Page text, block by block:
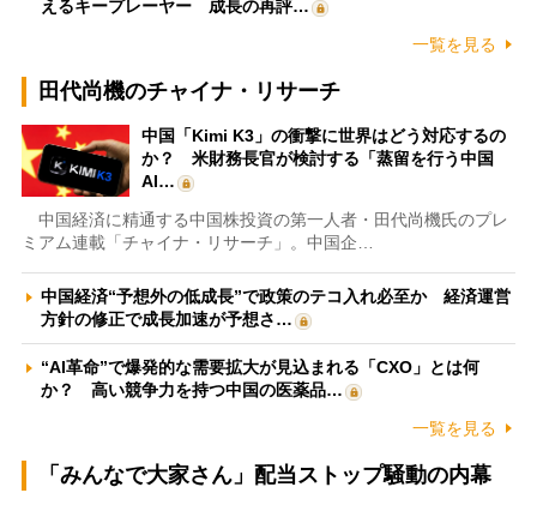
えるキープレーヤー 成長の再評…
一覧を見る
田代尚機のチャイナ・リサーチ
中国「Kimi K3」の衝撃に世界はどう対応するの
か？ 米財務長官が検討する「蒸留を行う中国
AI…
中国経済に精通する中国株投資の第一人者・田代尚機氏のプレ
ミアム連載「チャイナ・リサーチ」。中国企…
中国経済“予想外の低成長”で政策のテコ入れ必至か 経済運営
方針の修正で成長加速が予想さ…
“AI革命”で爆発的な需要拡大が見込まれる「CXO」とは何
か？ 高い競争力を持つ中国の医薬品…
一覧を見る
「みんなで大家さん」配当ストップ騒動の内幕